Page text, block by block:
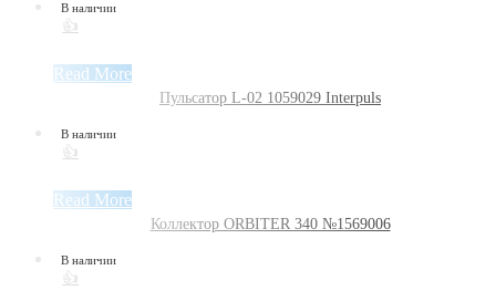
В наличии
👍
Read More
Пульсатор L-02 1059029 Interpuls
В наличии
👍
Read More
Коллектор ORBITER 340 №1569006
В наличии
👍